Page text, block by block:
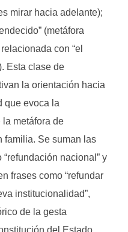
mirar hacia adelante);
(metáfora
con “el
Esta clase de
la orientación hacia
que evoca la
metáfora de
familia. Se suman las
nacional” y
frases como “refundar
institucionalidad”,
de la gesta
del Estado